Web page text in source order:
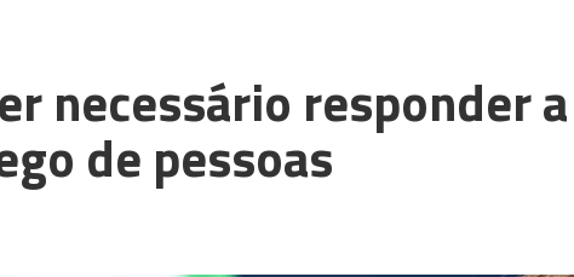
necessário responder
de pessoas